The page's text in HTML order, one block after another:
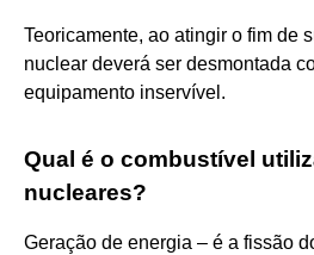
Teoricamente, ao atingir o fim de
nuclear deverá ser desmontada
equipamento inservível.
Qual é o combustível
nucleares?
Geração de energia – é a fissão